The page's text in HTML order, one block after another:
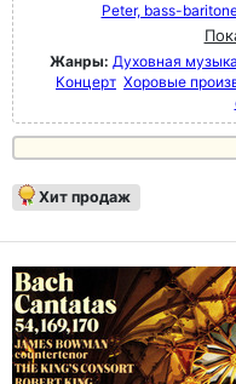
Peter, bass-
Жанры: Духовная
Концерт Хоровые
Хит продаж